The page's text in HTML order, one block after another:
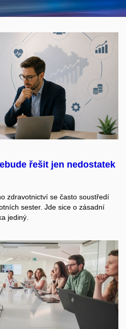
řešit jen nedostatek
zdravotnictví se často soustředí
sester. Jde sice o zásadní
jediný.